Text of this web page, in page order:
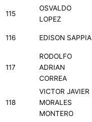
115
OSVALDO
LOPEZ
116 EDISON SAPPIA
117
RODOLFO
ADRIAN
CORREA
118
VICTOR JAVIER
MORALES
MONTERO